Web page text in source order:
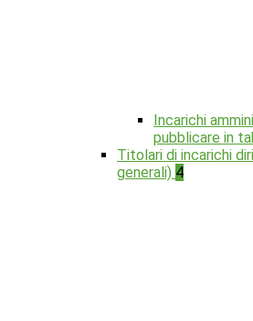
Incarichi
pubblicare in
Titolari di incarichi
generali) 4